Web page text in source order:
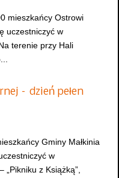
mieszkańcy Ostrowi
uczestniczyć w
terenie przy Hali
– dzień pełen
Gminy Małkinia
w
„Pikniku z Książką”,